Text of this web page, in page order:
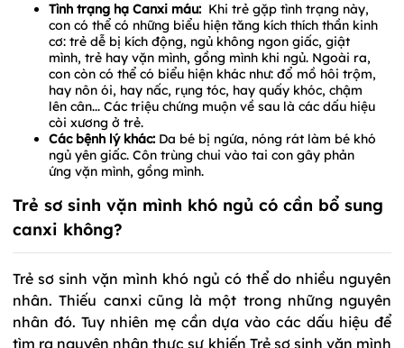
Tình trạng hạ Canxi máu: Khi trẻ gặp tình trạng này,
con có thể có những biểu hiện tăng kích thích thần kinh
cơ: trẻ dễ bị kích động, ngủ không ngon giấc, giật
mình, trẻ hay vặn mình, gồng mình khi ngủ. Ngoài ra,
con còn có thể có biểu hiện khác như: đổ mồ hôi trộm,
hay nôn ói, hay nấc, rụng tóc, hay quấy khóc, chậm
lên cân... Các triệu chứng muộn về sau là các dấu hiệu
còi xương ở trẻ.
Các bệnh lý khác: Da bé bị ngứa, nóng rát làm bé khó
ngủ yên giấc. Côn trùng chui vào tai con gây phản
ứng vặn mình, gồng mình.
Trẻ sơ sinh vặn mình khó ngủ có cần bổ sung
canxi không?
Trẻ sơ sinh vặn mình khó ngủ có thể do nhiều nguyên
nhân. Thiếu canxi cũng là một trong những nguyên
nhân đó. Tuy nhiên mẹ cần dựa vào các dấu hiệu để
tìm ra nguyên nhân thực sự khiến Trẻ sơ sinh vặn mình